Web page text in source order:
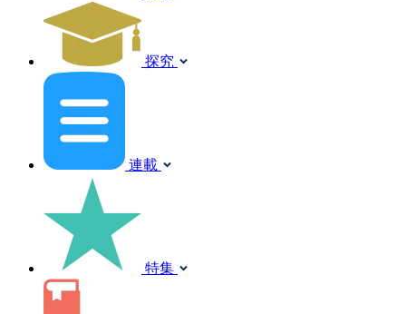
探究
連載
特集